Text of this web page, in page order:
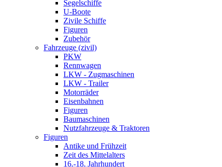
Segelschiffe
U-Boote
Zivile Schiffe
Figuren
Zubehör
Fahrzeuge (zivil)
PKW
Rennwagen
LKW - Zugmaschinen
LKW - Trailer
Motorräder
Eisenbahnen
Figuren
Baumaschinen
Nutzfahrzeuge & Traktoren
Figuren
Antike und Frühzeit
Zeit des Mittelalters
16.-18. Jahrhundert